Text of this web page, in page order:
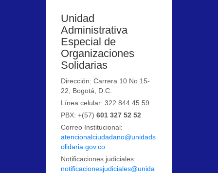
Unidad
Administrativa
Especial de
Organizaciones
Solidarias
Dirección: Carrera 10 No 15-
22, Bogotá, D.C.
Línea celular: 322 844 45 59
PBX: +(57)601 327 52 52
Correo Institucional:
atencionalciudadano@unidads
olidaria.gov.co
Notificaciones judiciales:
notificacionesjudiciales@unida